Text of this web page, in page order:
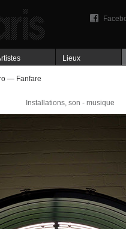
Lieux
— Fanfare
Installations, son - musique